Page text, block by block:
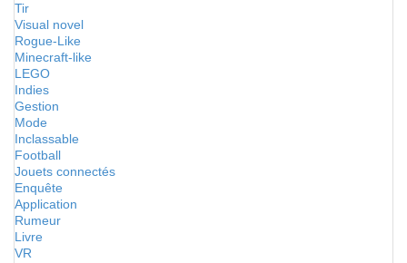
Tir
Visual novel
Rogue-Like
Minecraft-like
LEGO
Indies
Gestion
Mode
Inclassable
Football
Jouets connectés
Enquête
Application
Rumeur
Livre
VR